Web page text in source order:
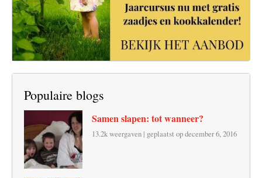
Populaire blogs
Samen slapen: tot wanneer?
13.2k weergaven | geplaatst op december 6, 2016